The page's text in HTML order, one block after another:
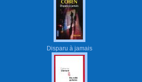
Disparu à jamais